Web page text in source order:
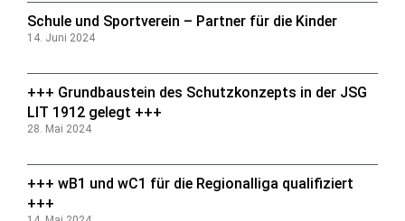
Schule und Sportverein – Partner für die Kinder
14. Juni 2024
+++ Grundbaustein des Schutzkonzepts in der JSG
LIT 1912 gelegt +++
28. Mai 2024
+++ wB1 und wC1 für die Regionalliga qualifiziert
+++